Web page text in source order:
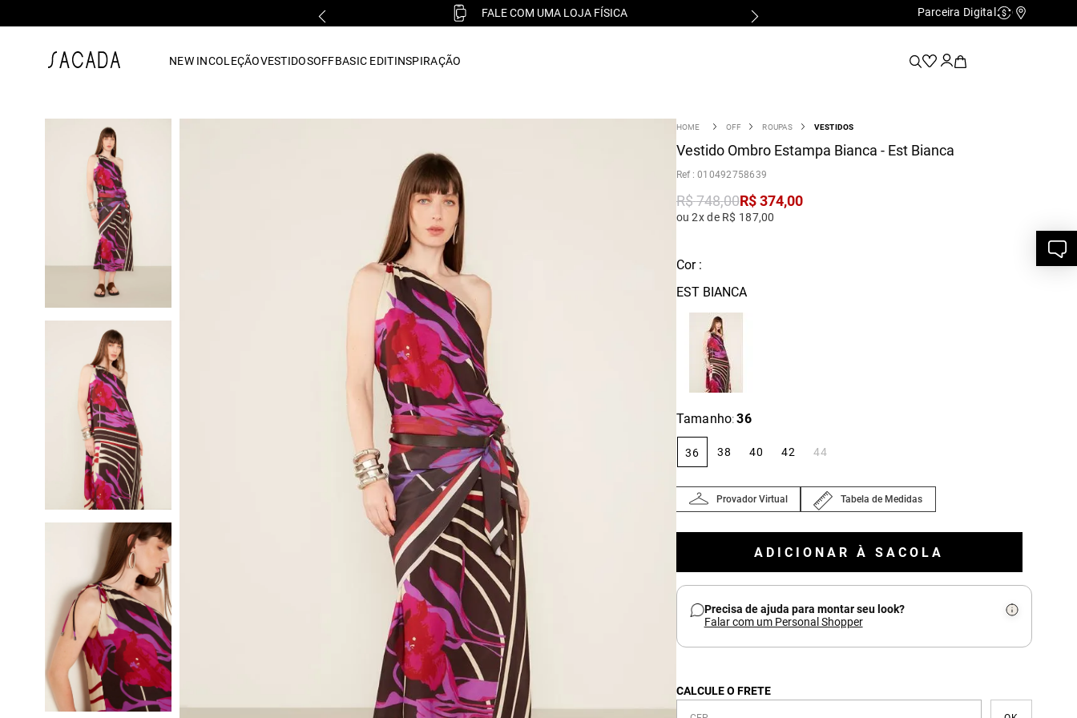
FALE COM UMA LOJA FÍSICA Parceira Digital Cashback
NEW INCOLEÇÃOVESTIDOSOFFBASIC EDITINSPIRAÇÃO
OFF ROUPAS VESTIDOS
Vestido Ombro Estampa Bianca - Est Bianca
:010492758639
R$748,00R$ 374,00
ou 2x de R$ 187,00
Cor :
EST BIANCA
Tamanho: 36
36 38 40 42 44
Provador Virtual Tabela de Medidas
ADICIONAR À SACOLA
Precisa de ajuda para montar seu look?
Falar com um Personal Shopper
CALCULE O FRETE
vestido midi